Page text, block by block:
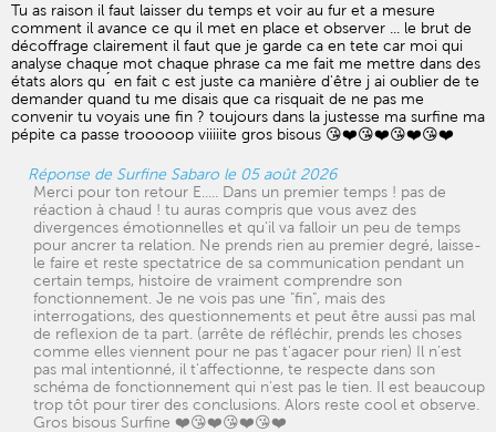
Tu as raison il faut laisser du temps et voir au fur et a mesure
comment il avance ce qu il met en place et observer ... le brut de
décoffrage clairement il faut que je garde ca en tete car moi qui
analyse chaque mot chaque phrase ca me fait me mettre dans des
états alors qu ́ en fait c est juste ca manière d'être j ai oublier de te
demander quand tu me disais que ca risquait de ne pas me
convenir tu voyais une fin ? toujours dans la justesse ma surfine ma
pépite ca passe trooooop viiiiite gros bisous 😘❤️😘❤️😘❤️😘❤️
Réponse de Surfine Sabaro le 05 août 2026
Merci pour ton retour E..... Dans un premier temps ! pas de
réaction à chaud ! tu auras compris que vous avez des
divergences émotionnelles et qu'il va falloir un peu de temps
pour ancrer ta relation. Ne prends rien au premier degré, laisse-
le faire et reste spectatrice de sa communication pendant un
certain temps, histoire de vraiment comprendre son
fonctionnement. Je ne vois pas une "fin", mais des
interrogations, des questionnements et peut être aussi pas mal
de reflexion de ta part. (arrête de réfléchir, prends les choses
comme elles viennent pour ne pas t'agacer pour rien) Il n'est
pas mal intentionné, il t'affectionne, te respecte dans son
schéma de fonctionnement qui n'est pas le tien. Il est beaucoup
trop tôt pour tirer des conclusions. Alors reste cool et observe.
Gros bisous Surfine ❤️😘❤️😘❤️😘❤️